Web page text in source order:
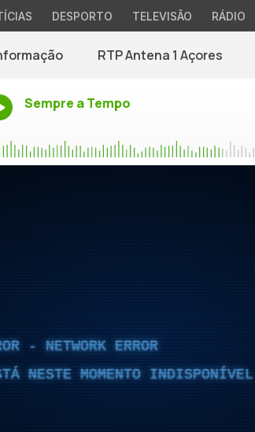
DESPORTO TELEVISÃO RÁDIO
RTP Antena 1 Açores
Sempre a Tempo
- NETWORK ERROR
NESTE MOMENTO INDISPONÍVEL